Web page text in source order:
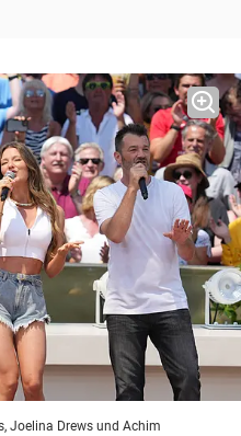
Joelina Drews und Achim